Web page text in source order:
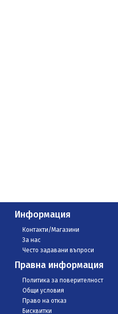
Информация
Контакти/Магазини
За нас
Често задавани въпроси
Правна информация
Политика за поверителност
Общи условия
Право на отказ
Бисквитки